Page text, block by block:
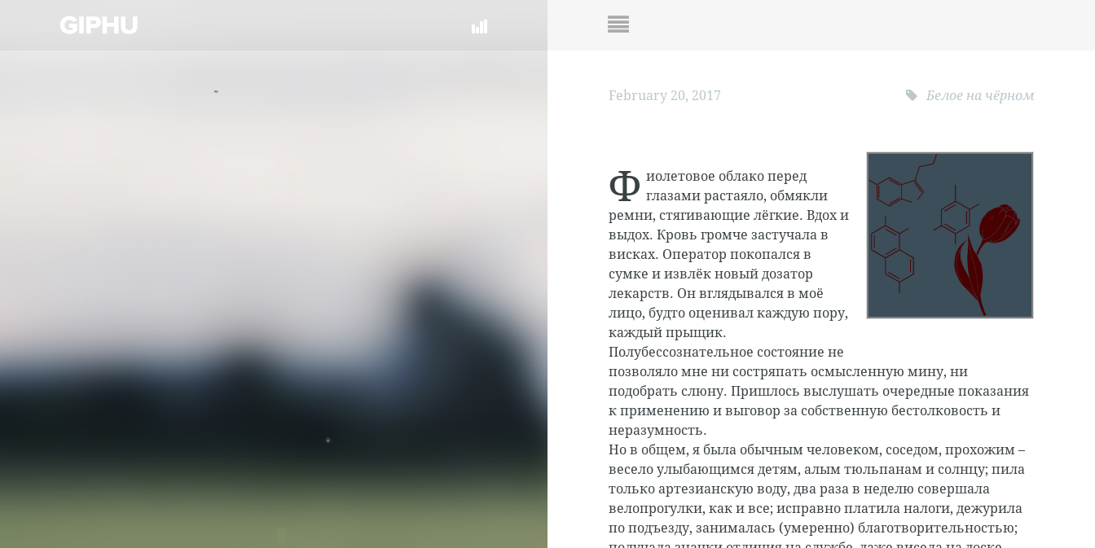
February 20, 2017 Белое на чёрном
Ф иолетовое облако перед
глазами растаяло, обмякли
ремни, стягивающие лёгкие. Вдох и
выдох. Кровь громче застучала в
висках. Оператор покопался в
сумке и извлёк новый дозатор
лекарств. Он вглядывался в моё
лицо, будто оценивал каждую пору,
каждый прыщик.
Полубессознательное состояние не
позволяло мне ни состряпать осмысленную мину, ни
подобрать слюну. Пришлось выслушать очередные показания
к применению и выговор за собственную бестолковость и
неразумность.
Но в общем, я была обычным человеком, соседом, прохожим –
весело улыбающимся детям, алым тюльпанам и солнцу; пила
только артезианскую воду, два раза в неделю совершала
велопрогулки, как и все; исправно платила налоги, дежурила
по подъезду, занималась (умеренно) благотворительностью;